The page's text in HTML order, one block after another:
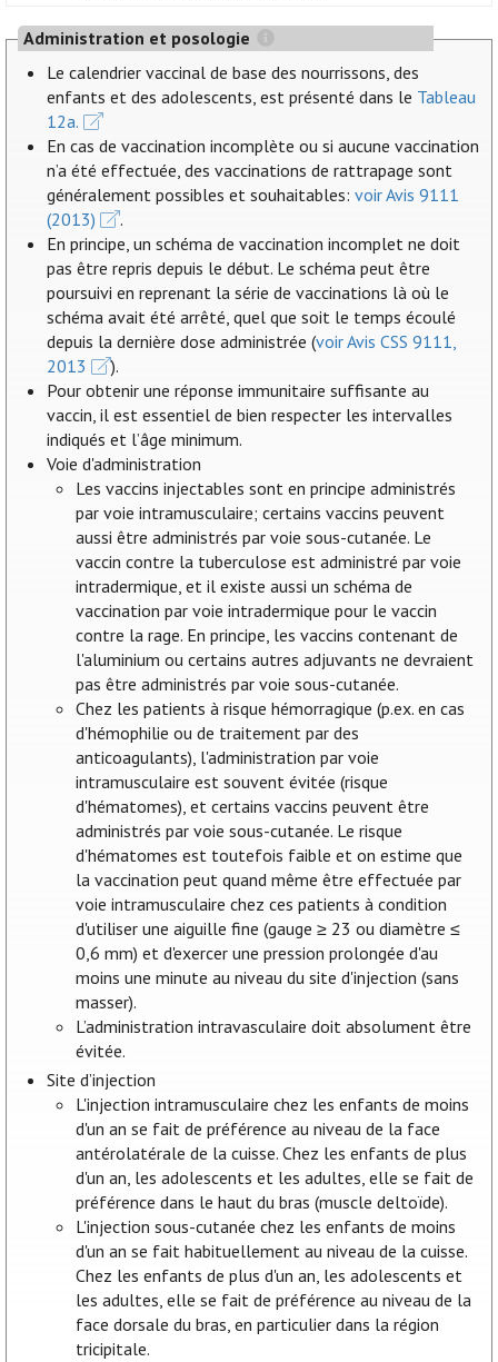
Administration et posologie
Le calendrier vaccinal de base des nourrissons, des
enfants et des adolescents, est présenté dans le Tableau
12a.
En cas de vaccination incomplète ou si aucune vaccination
n’a été effectuée, des vaccinations de rattrapage sont
généralement possibles et souhaitables:voir Avis 9111
(2013)
.
En principe, un schéma de vaccination incomplet ne doit
pas être repris depuis le début. Le schéma peut être
poursuivi en reprenant la série de vaccinations là où le
schéma avait été arrêté, quel que soit le temps écoulé
depuis la dernière dose administrée (voir Avis CSS 9111,
2013
).
Pour obtenir une réponse immunitaire suffisante au
vaccin, il est essentiel de bien respecter les intervalles
indiqués et l’âge minimum.
Voie d'administration
Les vaccins injectables sont en principe administrés
par voie intramusculaire; certains vaccins peuvent
aussi être administrés par voie sous-cutanée. Le
vaccin contre la tuberculose est administré par voie
intradermique, et il existe aussi un schéma de
vaccination par voie intradermique pour le vaccin
contre la rage. En principe, les vaccins contenant de
l'aluminium ou certains autres adjuvants ne devraient
pas être administrés par voie sous-cutanée.
Chez les patients à risque hémorragique (p.ex. en cas
d'hémophilie ou de traitement par des
anticoagulants), l'administration par voie
intramusculaire est souvent évitée (risque
d'hématomes), et certains vaccins peuvent être
administrés par voie sous-cutanée. Le risque
d'hématomes est toutefois faible et on estime que
la vaccination peut quand même être effectuée par
voie intramusculaire chez ces patients à condition
d'utiliser une aiguille fine (gauge ≥ 23 ou diamètre ≤
0,6 mm) et d'exercer une pression prolongée d'au
moins une minute au niveau du site d'injection (sans
masser).
L’administration intravasculaire doit absolument être
évitée.
Site d’injection
L'injection intramusculaire chez les enfants de moins
d'un an se fait de préférence au niveau de la face
antérolatérale de la cuisse. Chez les enfants de plus
d'un an, les adolescents et les adultes, elle se fait de
préférence dans le haut du bras (muscle deltoïde).
L'injection sous-cutanée chez les enfants de moins
d'un an se fait habituellement au niveau de la cuisse.
Chez les enfants de plus d'un an, les adolescents et
les adultes, elle se fait de préférence au niveau de la
face dorsale du bras, en particulier dans la région
tricipitale.